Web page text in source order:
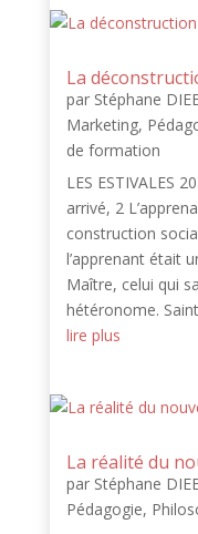
La
par Stéphane
Marketing,
de formation
LES ESTIVALES
arrivé, 2
construction
l’apprenant était
Maître, celui qui
hétéronome.
lire plus
La réalité du
par Stéphane
Pédagogie,